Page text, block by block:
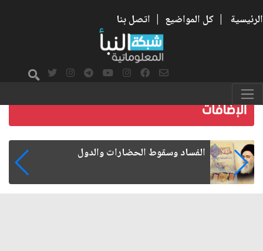
الرئيسية | كل المواضيع | اتصل بنا
رواتب الموظفين على صفيح ساخن